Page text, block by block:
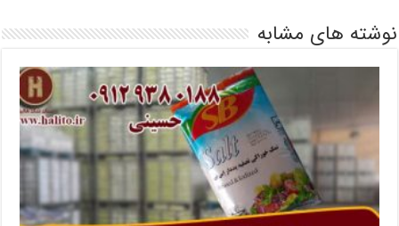
نوشته های مشابه